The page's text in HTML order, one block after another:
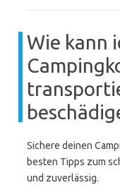
Wie kann
Sichere deinen
besten Tipps zum
und zuverlässig.